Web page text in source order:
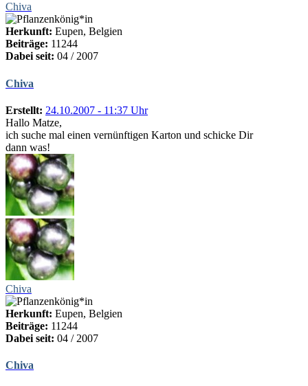
Chiva
Herkunft: Eupen, Belgien
Beiträge: 11244
Dabei seit: 04 / 2007
Chiva
Erstellt: 24.10.2007 - 11:37 Uhr
Hallo Matze,
ich suche mal einen vernünftigen Karton und schicke Dir
dann was!
Chiva
Herkunft: Eupen, Belgien
Beiträge: 11244
Dabei seit: 04 / 2007
Chiva